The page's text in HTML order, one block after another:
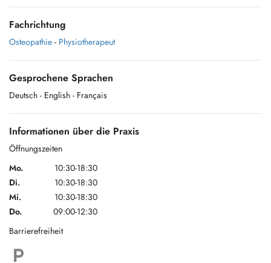
Fachrichtung
Osteopathie - Physiotherapeut
Gesprochene Sprachen
Deutsch - English - Français
Informationen über die Praxis
Öffnungszeiten
Mo.
10:30-18:30
Di.
10:30-18:30
Mi.
10:30-18:30
Do.
09:00-12:30
Barrierefreiheit